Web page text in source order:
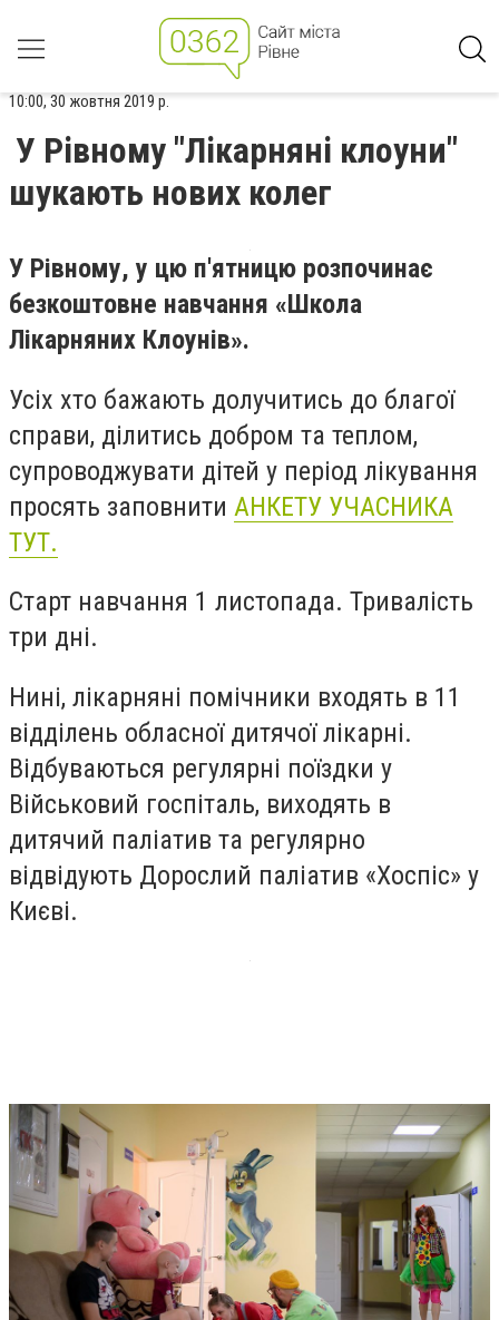
10:00, 30 жовтня 2019 р.
У Рівному "Лікарняні клоуни"
шукають нових колег
У Рівному, у цю п'ятницю розпочинає
безкоштовне навчання «Школа
Лікарняних Клоунів».
Усіх хто бажають долучитись до благої
справи, ділитись добром та теплом,
супроводжувати дітей у період лікування
просять заповнити АНКЕТУ УЧАСНИКА
ТУТ.
Старт навчання 1 листопада. Тривалість
три дні.
Нині, лікарняні помічники входять в 11
відділень обласної дитячої лікарні.
Відбуваються регулярні поїздки у
Військовий госпіталь, виходять в
дитячий паліатив та регулярно
відвідують Дорослий паліатив «Хоспіс» у
Києві.